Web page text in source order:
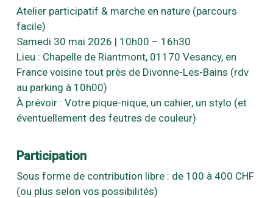
Atelier participatif & marche en nature (parcours
facile)
Samedi 30 mai 2026 | 10h00 – 16h30
Lieu : Chapelle de Riantmont, 01170 Vesancy, en
France voisine tout près de Divonne-Les-Bains (rdv
au parking à 10h00)
À prévoir : Votre pique-nique, un cahier, un stylo (et
éventuellement des feutres de couleur)
Participation
Sous forme de contribution libre : de 100 à 400 CHF
(ou plus selon vos possibilités)